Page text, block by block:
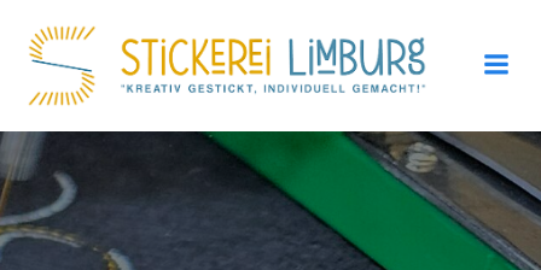
Inhalt
springen